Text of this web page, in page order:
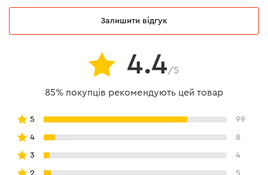
Залишити відгук
4.4/5
85% покупців рекомендують цей товар
5 99
4 8
3 4
2 5